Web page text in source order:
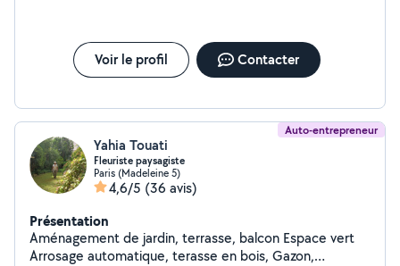
Voir le profil Contacter
Auto-entrepreneur
Yahia Touati
Fleuriste paysagiste
Paris (Madeleine 5)
4,6/5 (36 avis)
Présentation
Aménagement de jardin, terrasse, balcon Espace vert
Arrosage automatique, terasse en bois, Gazon,